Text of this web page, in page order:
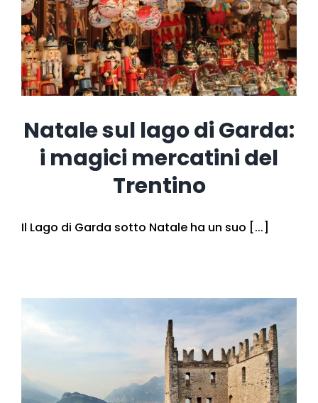
Come Arrivare
Recensioni
Eventi
Trentino Guest Card
Trentino Guest Card
Natale sul lago di Garda:
i magici mercatini del
Trentino
Il Lago di Garda sotto Natale ha un suo [...]